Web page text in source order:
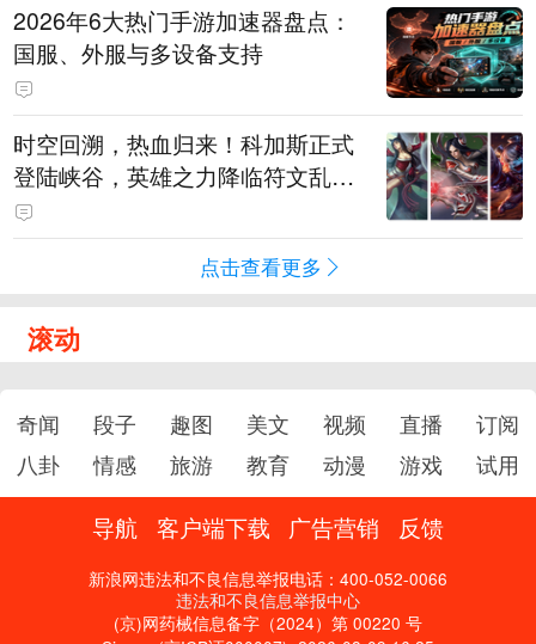
2026年6大热门手游加速器盘点：
国服、外服与多设备支持
时空回溯，热血归来！科加斯正式
登陆峡谷，英雄之力降临符文乱
斗！
点击查看更多
滚动
奇闻 段子 趣图 美文 视频 直播
订阅
八卦
情感 旅游 教育 动漫 游戏 试用
导航 客户端下载 广告营销 反馈
新浪网违法和不良信息举报电话：400-052-0066
违法和不良信息举报中心
(京)网药械信息备字（2024）第 00220 号